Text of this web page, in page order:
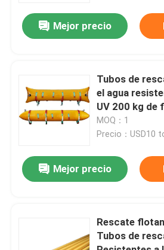
Sobre nosotros
Control de Calidad
Solicitar una cotización
Bolsas de aire de caucho
Bolsas de aire inflables para el
Mejor precio
Tubos de
el agua
UV 200 kg de
condiciones
MOQ：1
Precio：USD10
Mejor precio
Rescate
Tubos de